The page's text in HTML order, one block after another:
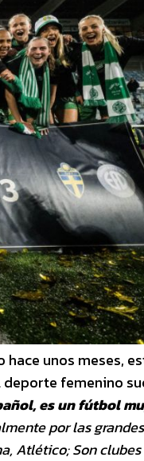
unos meses,
femenino
es un fútbol
por las grandes
Atlético; Son clubes